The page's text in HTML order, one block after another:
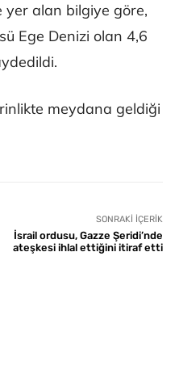
yer alan bilgiye göre,
Ege Denizi olan 4,6
meydana geldiği
SONRAKI İÇERIK
İsrail ordusu, Gazze Şeridi’nde
ateşkesi ihlal ettiğini itiraf etti